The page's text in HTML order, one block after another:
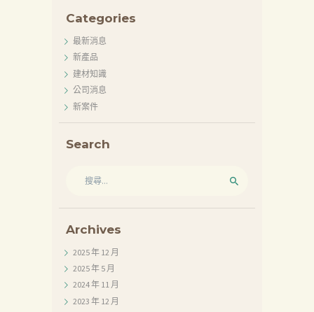
Categories
最新消息
新產品
建材知識
公司消息
新案件
Search
鍵
Archives
2025 年 12 月
2025 年 5 月
2024 年 11 月
2023 年 12 月